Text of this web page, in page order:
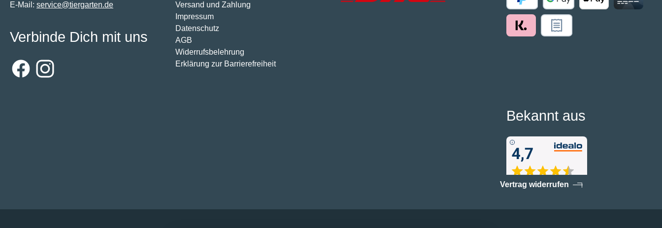
E-Mail: service@tiergarten.de
Versand und Zahlung
Impressum
Datenschutz
AGB
Widerrufsbelehrung
Erklärung zur Barrierefreiheit
Verbinde Dich mit uns
FacebookInstagram
Bekannt aus
Vertrag widerrufen